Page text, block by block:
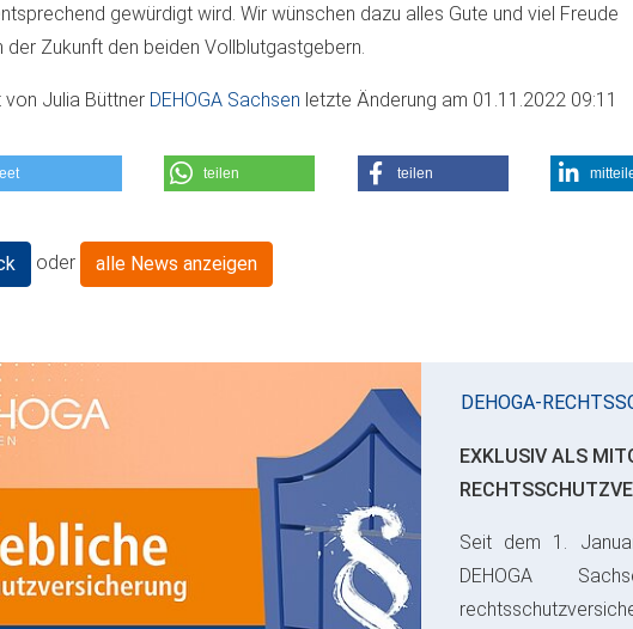
gewürdigt wird. Wir wünschen dazu alles Gute und viel Freude
der Zukunft den beiden Vollblutgastgebern.
von Julia Büttner DEHOGA Sachsen letzte Änderung am 01.11.2022 09:11
teilen teilen
oder alle News anzeigen
DEHOGA-
EXKLUSIV ALS
Seit dem 1.
DEHOGA